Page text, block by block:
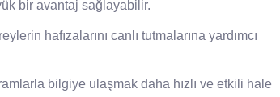
bir avantaj sağlayabilir.
hafızalarını canlı tutmalarına yardımcı
bilgiye ulaşmak daha hızlı ve etkili hale